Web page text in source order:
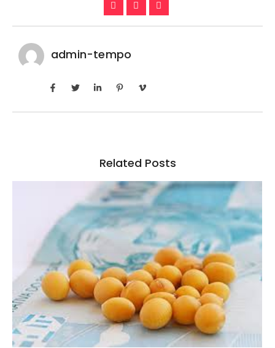
admin-tempo
Related Posts